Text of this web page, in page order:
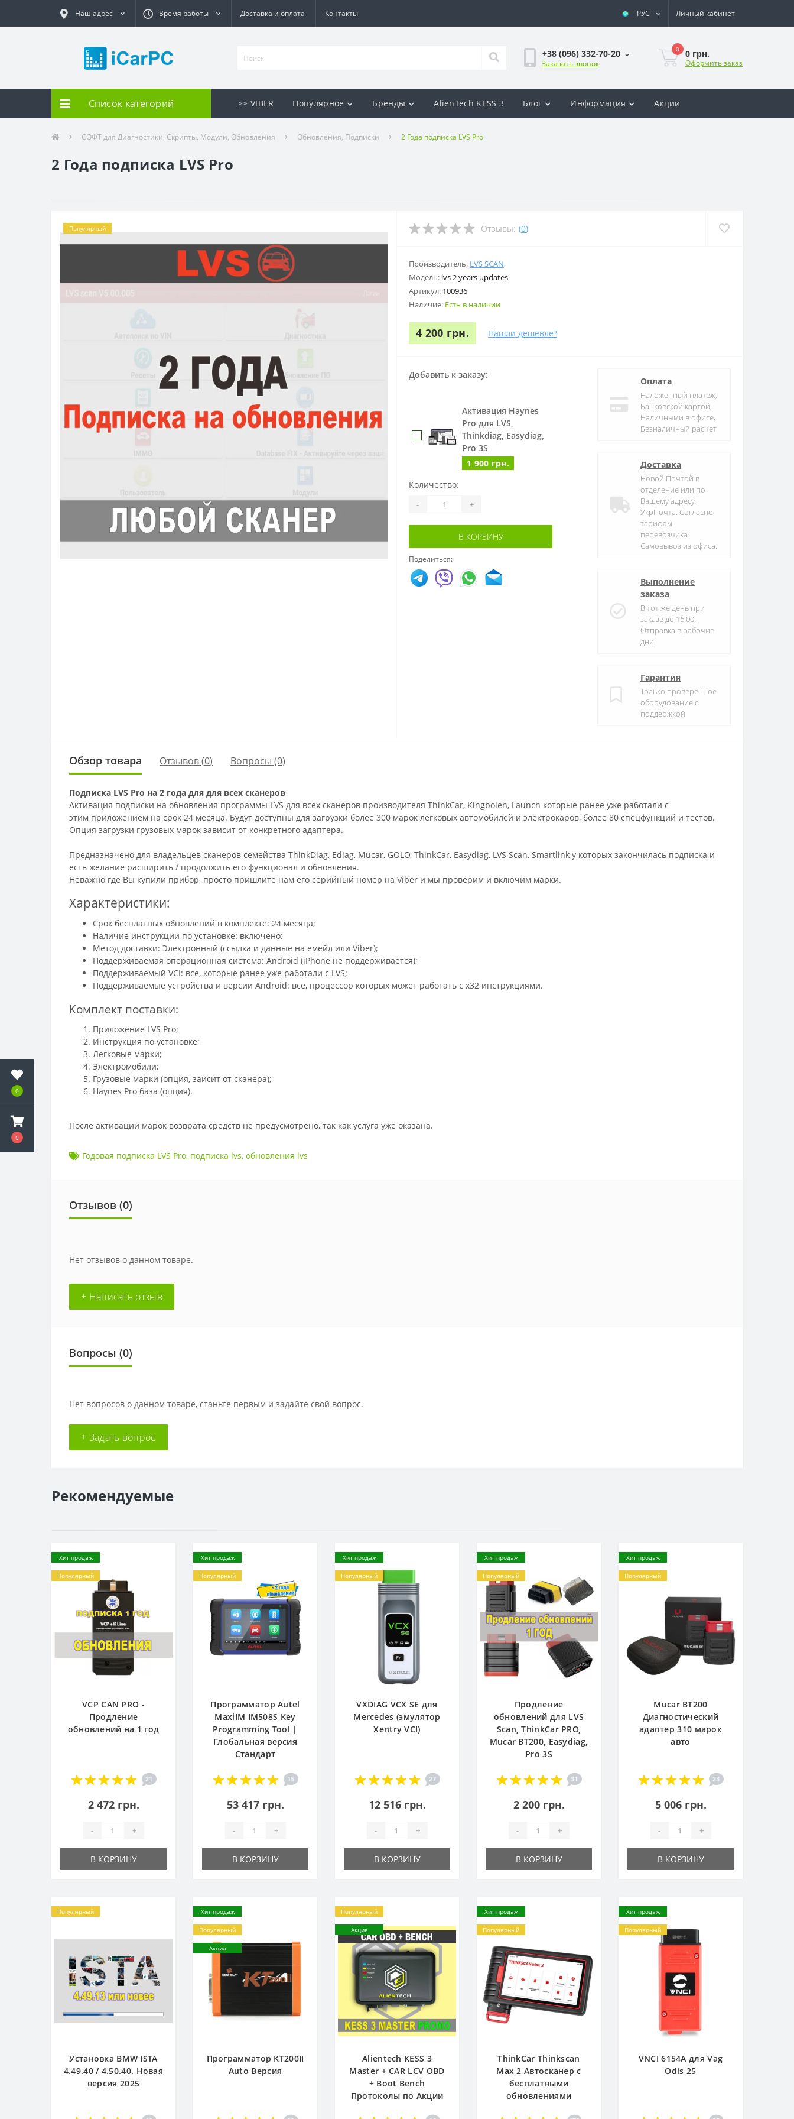
0
0
Наш адрес Время работы Доставка и оплата Контакты РУС Личный кабинет
+38 (096) 332-70-20
Заказать звонок
0 0 грн.
Оформить заказ
Список категорий >> VIBER Популярное Бренды AlienTech KESS 3 Блог Информация Акции
СОФТ для Диагностики, Скрипты, Модули, Обновления Обновления, Подписки 2 Года подписка LVS Pro
2 Года подписка LVS Pro
Популярный Отзывы: (0)
Производитель: LVS SCAN
Модель: lvs 2 years updates
Артикул: 100936
Наличие: Есть в наличии
4 200 грн. Нашли дешевле?
Добавить к заказу:
Активация Haynes
Pro для LVS,
Thinkdiag, Easydiag,
Pro 3S
1 900 грн.
Количество:
- +
В КОРЗИНУ
Поделиться:
Оплата
Наложенный платеж,
Банковской картой,
Наличными в офисе,
Безналичный расчет
Доставка
Новой Почтой в
отделение или по
Вашему адресу.
УкрПочта. Согласно
тарифам
перевозчика.
Самовывоз из офиса.
Выполнение
заказа
В тот же день при
заказе до 16:00.
Отправка в рабочие
дни.
Гарантия
Только проверенное
оборудование с
поддержкой
Обзор товара Отзывов (0) Вопросы (0)
Подписка LVS Pro на 2 года для для всех сканеров
Активация подписки на обновления программы LVS для всех сканеров производителя ThinkCar, Kingbolen, Launch которые ранее уже работали с
этим приложением на срок 24 месяца. Будут доступны для загрузки более 300 марок легковых автомобилей и электрокаров, более 80 спецфункций и тестов.
Опция загрузки грузовых марок зависит от конкретного адаптера.
Предназначено для владельцев сканеров семейства ThinkDiag, Ediag, Mucar, GOLO, ThinkCar, Easydiag, LVS Scan, Smartlink у которых закончилась подписка и
есть желание расширить / продолжить его функционал и обновления.
Неважно где Вы купили прибор, просто пришлите нам его серийный номер на Viber и мы проверим и включим марки.
Характеристики:
Срок бесплатных обновлений в комплекте: 24 месяца;
Наличие инструкции по установке: включено;
Метод доставки: Электронный (ссылка и данные на емейл или Viber);
Поддерживаемая операционная система: Android (iPhone не поддерживается);
Поддерживаемый VCI: все, которые ранее уже работали с LVS;
Поддерживаемые устройства и версии Android: все, процессор которых может работать с х32 инструкциями.
Комплект поставки:
Приложение LVS Pro;
Инструкция по установке;
Легковые марки;
Электромобили;
Грузовые марки (опция, заисит от сканера);
Haynes Pro база (опция).
После активации марок возврата средств не предусмотрено, так как услуга уже оказана.
Годовая подписка LVS Pro, подписка lvs, обновления lvs
Отзывов (0)
Нет отзывов о данном товаре.
+ Написать отзыв
Вопросы (0)
Нет вопросов о данном товаре, станьте первым и задайте свой вопрос.
+ Задать вопрос
Рекомендуемые
Хит продаж
Популярный
VCP CAN PRO -
Продление
обновлений на 1 год
21
2 472 грн.
- +
В КОРЗИНУ
Хит продаж
Популярный
Программатор Autel
MaxiIM IM508S Key
Programming Tool |
Глобальная версия
Стандарт
15
53 417 грн.
- +
В КОРЗИНУ
Хит продаж
Популярный
VXDIAG VCX SE для
Mercedes (эмулятор
Xentry VCI)
27
12 516 грн.
- +
В КОРЗИНУ
Хит продаж
Популярный
Продление
обновлений для LVS
Scan, ThinkCar PRO,
Mucar BT200, Easydiag,
Pro 3S
31
2 200 грн.
- +
В КОРЗИНУ
Хит продаж
Популярный
Mucar BT200
Диагностический
адаптер 310 марок
авто
23
5 006 грн.
- +
В КОРЗИНУ
Популярный
Установка BMW ISTA
4.49.40 / 4.50.40. Новая
версия 2025
Хит продаж
Популярный
Акция
Программатор KT200II
Auto Версия
Популярный
Акция
Alientech KESS 3
Master + CAR LCV OBD
+ Boot Bench
Протоколы по Акции
Хит продаж
Популярный
ThinkCar Thinkscan
Max 2 Автосканер с
бесплатными
обновлениями
Хит продаж
Популярный
VNCI 6154A для Vag
Odis 25